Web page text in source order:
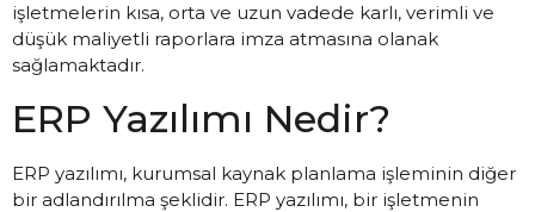
işletmelerin kısa, orta ve uzun vadede karlı, verimli ve
düşük maliyetli raporlara imza atmasına olanak
sağlamaktadır.
ERP Yazılımı Nedir?
ERP yazılımı, kurumsal kaynak planlama işleminin diğer
bir adlandırılma şeklidir. ERP yazılımı, bir işletmenin